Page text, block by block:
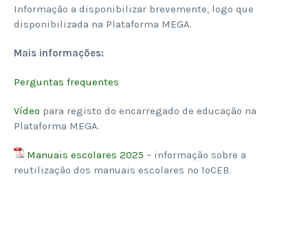
Informação a disponibilizar brevemente, logo que
disponibilizada na Plataforma MEGA.
Mais informações:
Perguntas frequentes
Vídeo para registo do encarregado de educação na
Plataforma MEGA.
Manuais escolares 2025 – informação sobre a
reutilização dos manuais escolares no 1ºCEB.